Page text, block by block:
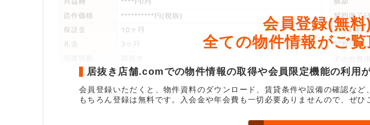
会員登録(無
全ての物件情報がご覧
居抜き店舗.comでの物件情報の取得や会員限定機能の利用
会員登録いただくと、物件資料のダウンロード、賃貸条件や設備の確認など
もちろん登録は無料です。入会金や年会費も一切必要ありませんので、ぜひ